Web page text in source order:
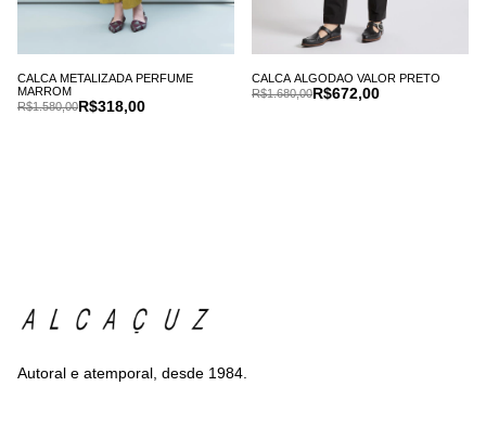
CALCA METALIZADA PERFUME
MARROM
R$318,00
R$1.580,00
CALCA ALGODAO VALOR PRETO
R$672,00
R$1.680,00
Autoral e atemporal, desde 1984.